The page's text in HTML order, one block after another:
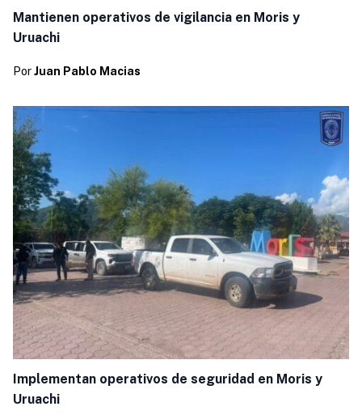
Mantienen operativos de vigilancia en Moris y
Uruachi
Por Juan Pablo Macias
Implementan operativos de seguridad en Moris y
Uruachi